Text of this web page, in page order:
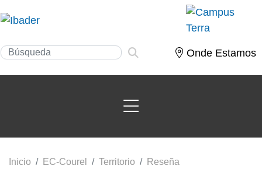
Onde Estamos
Inicio EC-Courel Territorio Reseña